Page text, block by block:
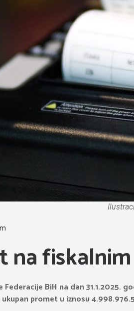
na
BiH na dan
promet u iznosu